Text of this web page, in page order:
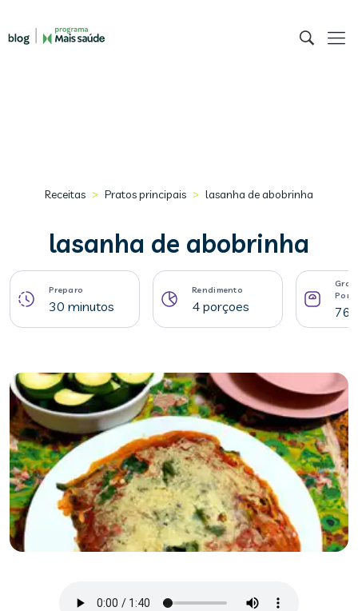
Receitas > Pratos principais > lasanha de abobrinha
lasanha de abobrinha
Preparo
30 minutos
Rendimento
4 porçoes 76